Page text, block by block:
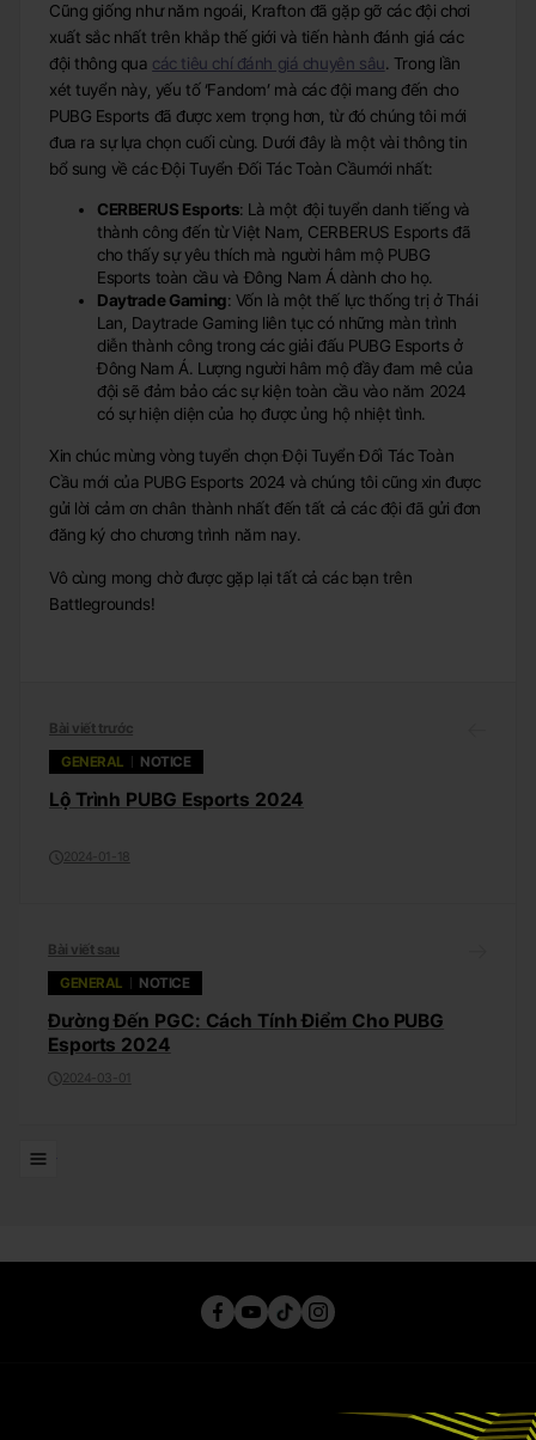
Cũng giống như năm ngoái, Krafton đã gặp gỡ các đội chơi
xuất sắc nhất trên khắp thế giới và tiến hành đánh giá các
đội thông qua các tiêu chí đánh giá chuyên sâu. Trong lần
xét tuyển này, yếu tố ‘Fandom’ mà các đội mang đến cho
PUBG Esports đã được xem trọng hơn, từ đó chúng tôi mới
đưa ra sự lựa chọn cuối cùng. Dưới đây là một vài thông tin
bổ sung về các Đội Tuyển Đối Tác Toàn Cầumới nhất:
CERBERUS Esports: Là một đội tuyển danh tiếng và
thành công đến từ Việt Nam, CERBERUS Esports đã
cho thấy sự yêu thích mà người hâm mộ PUBG
Esports toàn cầu và Đông Nam Á dành cho họ.
Daytrade Gaming: Vốn là một thế lực thống trị ở Thái
Lan, Daytrade Gaming liên tục có những màn trình
diễn thành công trong các giải đấu PUBG Esports ở
Đông Nam Á. Lượng người hâm mộ đầy đam mê của
đội sẽ đảm bảo các sự kiện toàn cầu vào năm 2024
có sự hiện diện của họ được ủng hộ nhiệt tình.
Xin chúc mừng vòng tuyển chọn Đội Tuyển Đối Tác Toàn
Cầu mới của PUBG Esports 2024 và chúng tôi cũng xin được
gửi lời cảm ơn chân thành nhất đến tất cả các đội đã gửi đơn
đăng ký cho chương trình năm nay.
Vô cùng mong chờ được gặp lại tất cả các bạn trên
Battlegrounds!
Bài viết trước
GENERAL
NOTICE
Lộ Trình PUBG Esports 2024
2024-01-18
Bài viết sau
GENERAL
NOTICE
Đường Đến PGC: Cách Tính Điểm Cho PUBG
Esports 2024
2024-03-01